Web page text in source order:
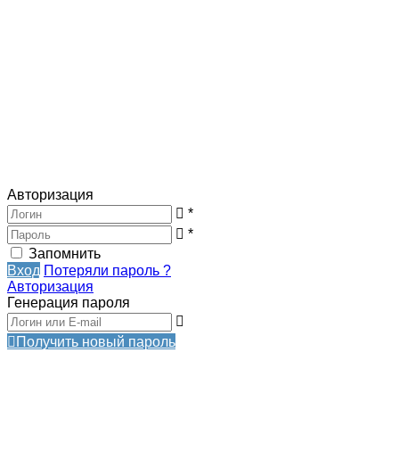
Авторизация
*
*
Запомнить
Вход Потеряли пароль ?
Авторизация
Генерация пароля
Получить новый пароль